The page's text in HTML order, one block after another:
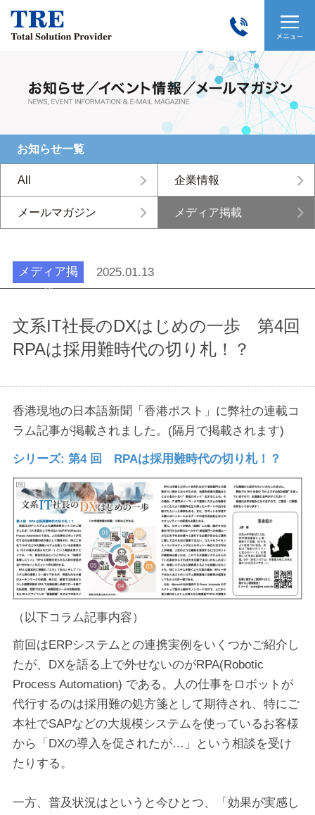
お知らせ一覧
All 企業情報
メールマガジン メディア掲載
メディア掲
載
2025.01.13
文系IT社長のDXはじめの一歩 第4回
RPAは採用難時代の切り札！？
香港現地の日本語新聞「香港ポスト」に弊社の連載コ
ラム記事が掲載されました。(隔月で掲載されます)
シリーズ: 第4 回 RPAは採用難時代の切り札！？
（以下コラム記事内容）
前回はERPシステムとの連携実例をいくつかご紹介し
たが、DXを語る上で外せないのがRPA(Robotic
Process Automation) である。人の仕事をロボットが
代行するのは採用難の処方箋として期待され、特にご
本社でSAPなどの大規模システムを使っているお客様
から「DXの導入を促されたが…」という相談を受け
たりする。
一方、普及状況はというと今ひとつ、「効果が実感し